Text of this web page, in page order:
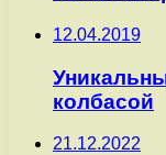
12.04.2019
колбасой
21.12.2022